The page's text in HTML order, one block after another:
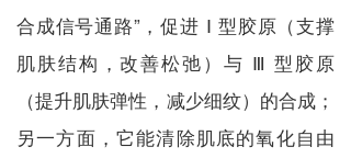
合成信号通路”，促进 Ⅰ 型胶原（支撑
肌肤结构，改善松弛）与 Ⅲ 型胶原
（提升肌肤弹性，减少细纹）的合成；
另一方面，它能清除肌底的氧化自由